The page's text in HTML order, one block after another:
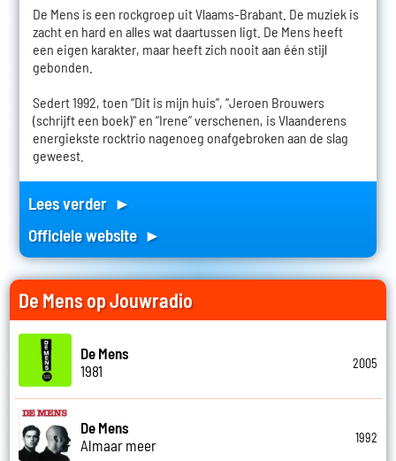
De Mens is een rockgroep uit Vlaams-Brabant. De muziek is
zacht en hard en alles wat daartussen ligt. De Mens heeft
een eigen karakter, maar heeft zich nooit aan één stijl
gebonden.
Sedert 1992, toen “Dit is mijn huis”, “Jeroen Brouwers
(schrijft een boek)" en “Irene” verschenen, is Vlaanderens
energiekste rocktrio nagenoeg onafgebroken aan de slag
geweest.
Lees verder ►
Officiele website ►
De Mens op Jouwradio
De Mens
1981
2005
De Mens
Almaar meer
1992